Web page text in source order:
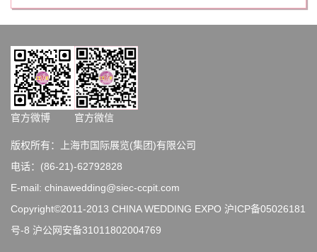
官方微博 官方微信
版权所有：上海市国际展览(集团)有限公司
电话：(86-21)-62792828
E-mail: chinawedding@siec-ccpit.com
Copyright©2011-2013 CHINA WEDDING EXPO 沪ICP备05026181
号-8 沪公网安备31011802004769